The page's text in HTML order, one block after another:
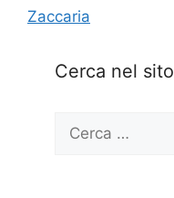
Zaccaria
Cerca nel sito
Ricerca